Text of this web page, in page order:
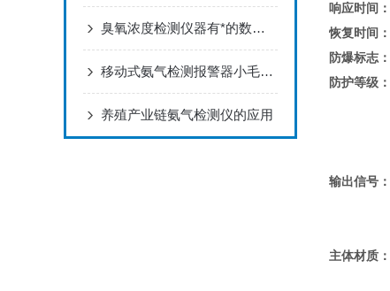
臭氧浓度检测仪器有*的数据储存功能
移动式氨气检测报警器小毛病不可怕,学会维修常识即可
养殖产业链氨气检测仪的应用
响应时间：
恢复时间：
防爆标志：
防护等级：
输出信号：
主体材质：